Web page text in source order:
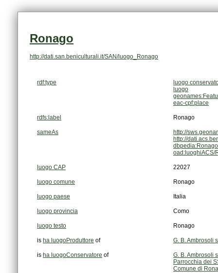
Ronago
http://dati.san.beniculturali.it/SAN/luogo_Ronago
rdf:type
luogo
luogo
eac-cpf:place
rdfs:label Ronago
sameAs
http://
http://
dbpedia:Ronago
oad:luoghiACS/
luogo CAP 22027
luogo comune Ronago
luogo paese Italia
luogo provincia Como
luogo testo Ronago
is ha luogoProduttore of G. B. Ambrosoli
is ha luogoConservatore of
G. B. Ambrosoli
Parrocchia dei
Comune di